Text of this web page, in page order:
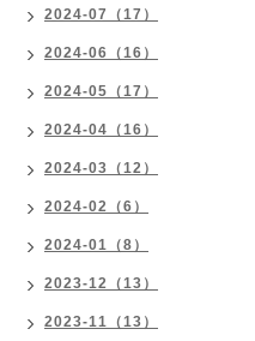
2024-07（17）
2024-06（16）
2024-05（17）
2024-04（16）
2024-03（12）
2024-02（6）
2024-01（8）
2023-12（13）
2023-11（13）